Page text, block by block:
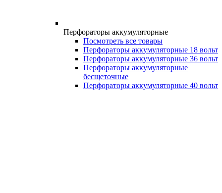
Перфораторы аккумуляторные
Посмотреть все товары
Перфораторы аккумуляторные 18 вольт
Перфораторы аккумуляторные 36 вольт
Перфораторы аккумуляторные
бесщеточные
Перфораторы аккумуляторные 40 вольт